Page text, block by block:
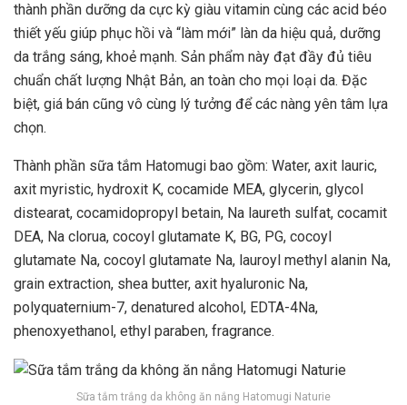
thành phần dưỡng da cực kỳ giàu vitamin cùng các acid béo
thiết yếu giúp phục hồi và “làm mới” làn da hiệu quả, dưỡng
da trắng sáng, khoẻ mạnh. Sản phẩm này đạt đầy đủ tiêu
chuẩn chất lượng Nhật Bản, an toàn cho mọi loại da. Đặc
biệt, giá bán cũng vô cùng lý tưởng để các nàng yên tâm lựa
chọn.
Thành phần sữa tắm Hatomugi bao gồm: Water, axit lauric,
axit myristic, hydroxit K, cocamide MEA, glycerin, glycol
distearat, cocamidopropyl betain, Na laureth sulfat, cocamit
DEA, Na clorua, cocoyl glutamate K, BG, PG, cocoyl
glutamate Na, cocoyl glutamate Na, lauroyl methyl alanin Na,
grain extraction, shea butter, axit hyaluronic Na,
polyquaternium-7, denatured alcohol, EDTA-4Na,
phenoxyethanol, ethyl paraben, fragrance.
Sữa tắm trắng da không ăn nắng Hatomugi Naturie